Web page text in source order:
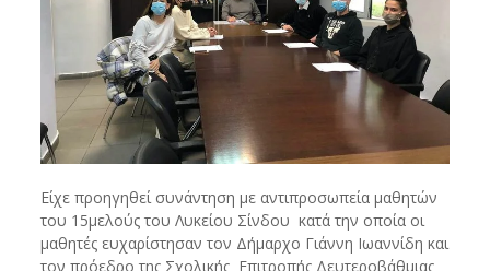
Είχε προηγηθεί συνάντηση με αντιπροσωπεία μαθητών
του 15μελούς του Λυκείου Σίνδου κατά την οποία οι
μαθητές ευχαρίστησαν τον Δήμαρχο Γιάννη Ιωαννίδη και
τον πρόεδρο της Σχολικής Επιτροπής Δευτεροβάθμιας